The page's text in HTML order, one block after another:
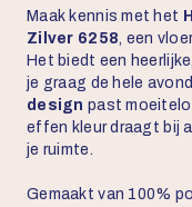
Maak kennis met het
Zilver 6258, een
Het biedt een
je graag de hele
design past
effen kleur draagt bij
je ruimte.
Gemaakt van 100%